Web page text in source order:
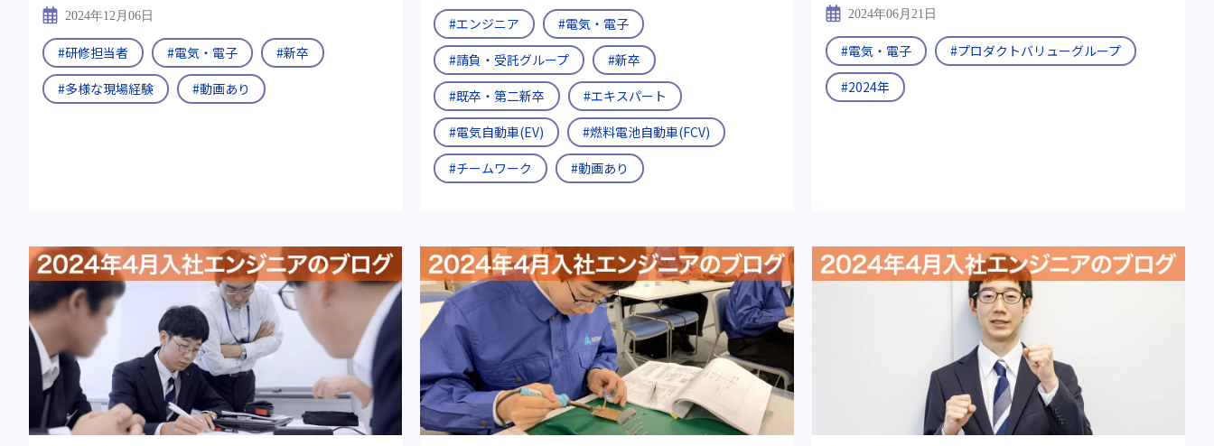
2024年12月06日
#研修担当者 #電気・電子
#新卒
#多様な現場経験
#動画あり
#エンジニア
#電気・電子
#請負・受託グループ
#新卒
#既卒・第二新卒
#エキスパート
#電気自動車(EV)
#燃料電池自動車(FCV)
#チームワーク
#動画あり
2024年06月21日
#電気・電子
#プロダクトバリューグループ
#2024年